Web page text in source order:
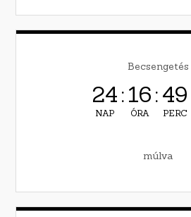
Becsengetés
24
NAP
:16
ÓRA
:49
PERC
múlva